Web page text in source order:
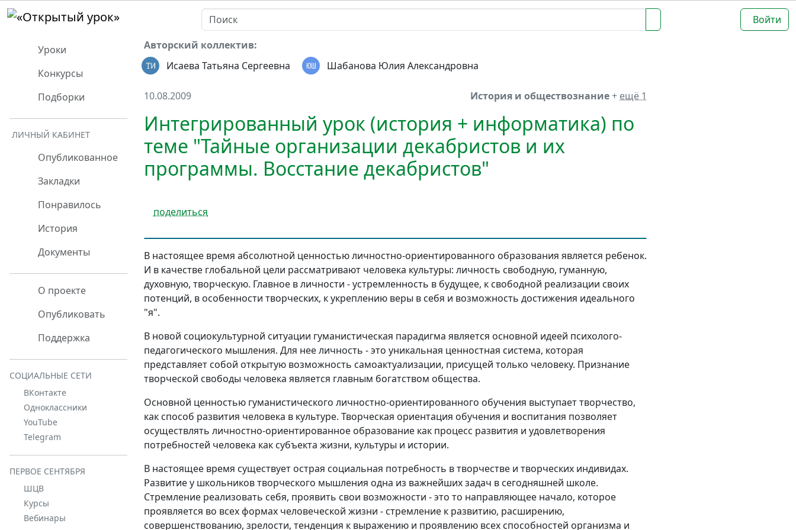
Войти
Уроки
Конкурсы
Подборки
ЛИЧНЫЙ КАБИНЕТ
Опубликованное
Закладки
Понравилось
История
Документы
О проекте
Опубликовать
Поддержка
СОЦИАЛЬНЫЕ СЕТИ
ВКонтакте
Одноклассники
YouTube
Telegram
ПЕРВОЕ СЕНТЯБРЯ
ШЦВ
Курсы
Вебинары
Авторский коллектив:
Исаева Татьяна Сергеевна
Шабанова Юлия Александровна
10.08.2009 История и обществознание+ ещё 1
Интегрированный урок (история + информатика) по
теме "Тайные организации декабристов и их
программы. Восстание декабристов"
поделиться
В настоящее время абсолютной ценностью личностно-ориентированного образования является ребенок.
И в качестве глобальной цели рассматривают человека культуры: личность свободную, гуманную,
духовную, творческую. Главное в личности - устремленность в будущее, к свободной реализации своих
потенций, в особенности творческих, к укреплению веры в себя и возможность достижения идеального
"я".
В новой социокультурной ситуации гуманистическая парадигма является основной идеей психолого-
педагогического мышления. Для нее личность - это уникальная ценностная система, которая
представляет собой открытую возможность самоактуализации, присущей только человеку. Признание
творческой свободы человека является главным богатством общества.
Основной ценностью гуманистического личностно-ориентированного обучения выступает творчество,
как способ развития человека в культуре. Творческая ориентация обучения и воспитания позволяет
осуществлять личностно-ориентированное образование как процесс развития и удовлетворения
потребностей человека как субъекта жизни, культуры и истории.
В настоящее время существует острая социальная потребность в творчестве и творческих индивидах.
Развитие у школьников творческого мышления одна из важнейших задач в сегодняшней школе.
Стремление реализовать себя, проявить свои возможности - это то направляющее начало, которое
проявляется во всех формах человеческой жизни - стремление к развитию, расширению,
совершенствованию, зрелости, тенденция к выражению и проявлению всех способностей организма и